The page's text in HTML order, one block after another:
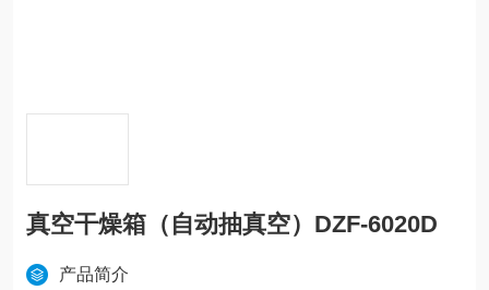
真空干燥箱（自动抽真空）DZF-6020D
产品简介